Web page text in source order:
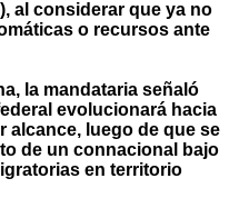
al considerar que ya no
o recursos ante
la mandataria señaló
evolucionará hacia
alcance, luego de que se
de un connacional bajo
en territorio